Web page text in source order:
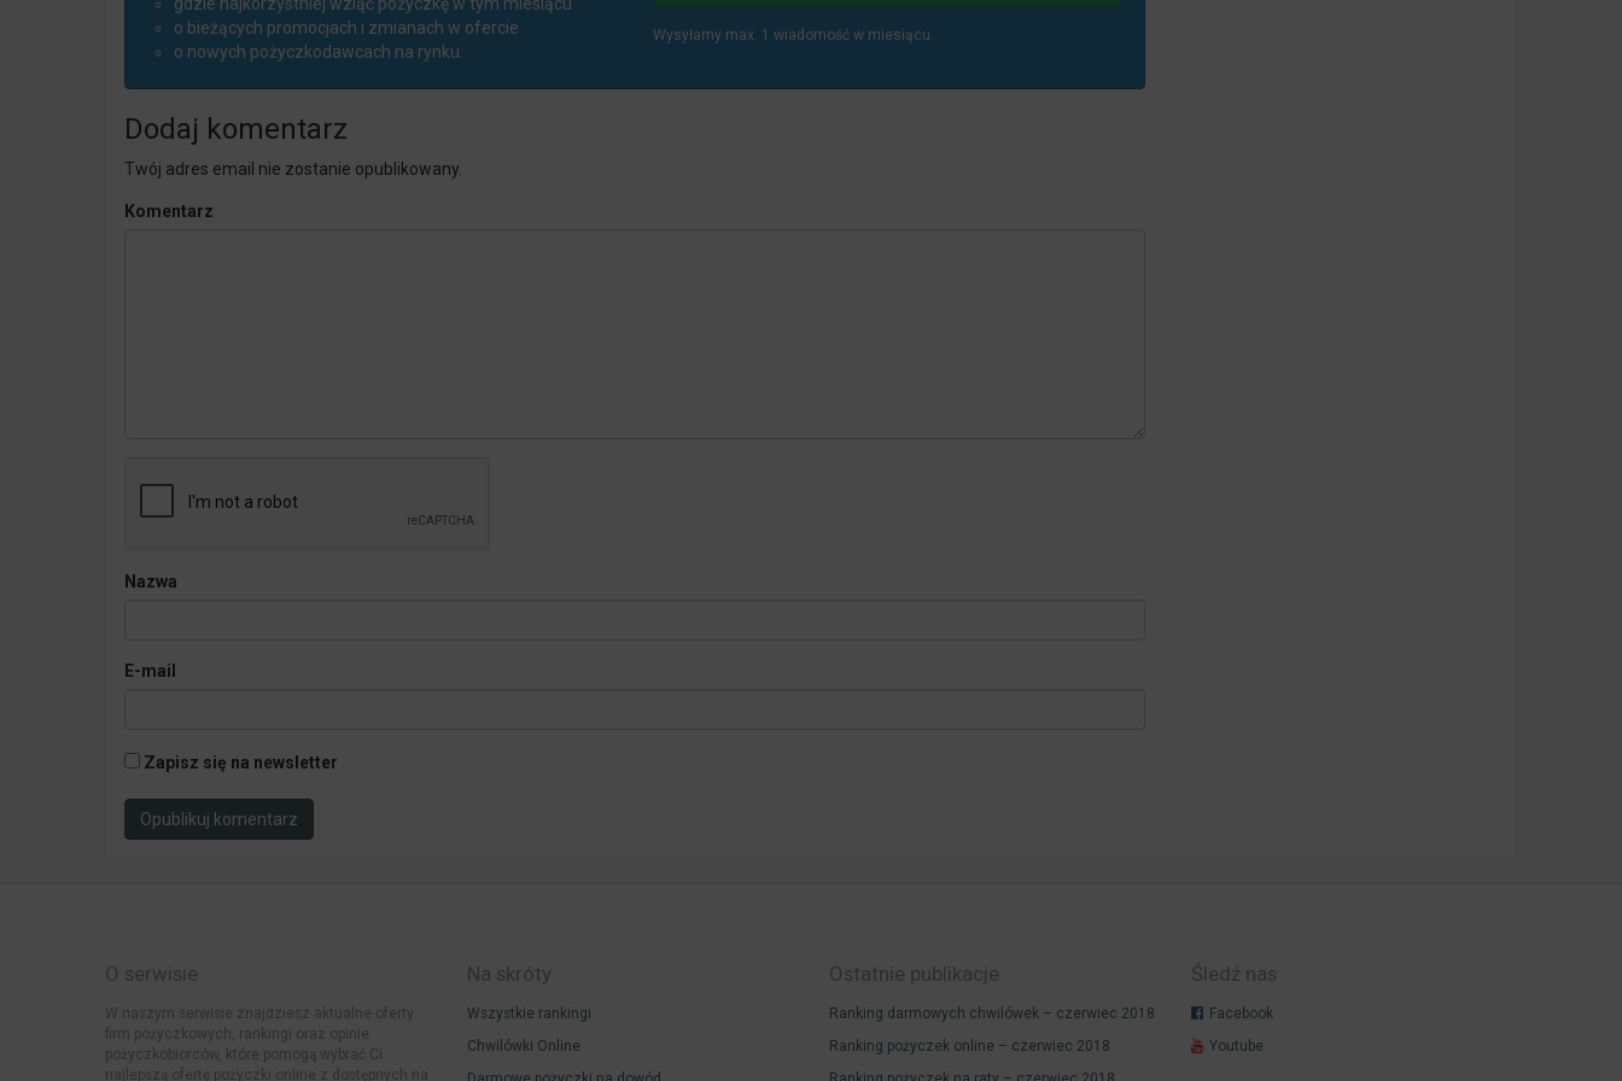
o bieżących promocjach i zmianach w ofercie
o nowych pożyczkodawcach na rynku.
Wysyłamy max. 1 wiadomość w miesiącu.
Dodaj komentarz
Twój adres email nie zostanie opublikowany.
Komentarz
Nazwa
E-mail
Zapisz się na newsletter
O serwisie
W naszym serwisie znajdziesz aktualne oferty
firm pożyczkowych, rankingi oraz opinie
pożyczkobiorców, które pomogą wybrać Ci
najlepszą ofertę pożyczki online z dostępnych na
Na skróty
Wszystkie rankingi
Chwilówki Online
Ostatnie publikacje
Ranking darmowych chwilówek – czerwiec 2018
Ranking pożyczek online – czerwiec 2018
Śledź nas
Facebook
Youtube